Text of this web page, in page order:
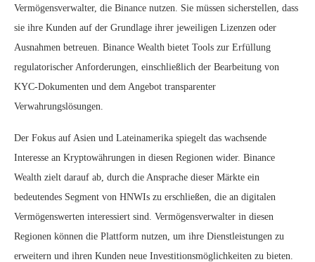
Vermögensverwalter, die Binance nutzen. Sie müssen sicherstellen, dass
sie ihre Kunden auf der Grundlage ihrer jeweiligen Lizenzen oder
Ausnahmen betreuen. Binance Wealth bietet Tools zur Erfüllung
regulatorischer Anforderungen, einschließlich der Bearbeitung von
KYC-Dokumenten und dem Angebot transparenter
Verwahrungslösungen.
Der Fokus auf Asien und Lateinamerika spiegelt das wachsende
Interesse an Kryptowährungen in diesen Regionen wider. Binance
Wealth zielt darauf ab, durch die Ansprache dieser Märkte ein
bedeutendes Segment von HNWIs zu erschließen, die an digitalen
Vermögenswerten interessiert sind. Vermögensverwalter in diesen
Regionen können die Plattform nutzen, um ihre Dienstleistungen zu
erweitern und ihren Kunden neue Investitionsmöglichkeiten zu bieten.